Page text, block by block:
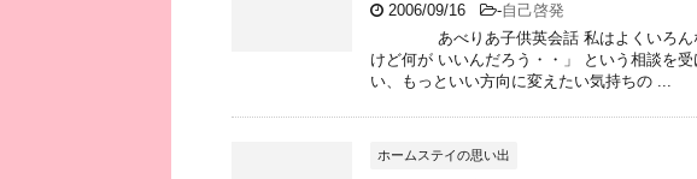
2006/09/16 -自己啓発
あべりあ子供英会話 私はよくいろんな
けど何が いいんだろう・・」 という相談を
い、もっといい方向に変えたい気持ちの ...
ホームステイの思い出